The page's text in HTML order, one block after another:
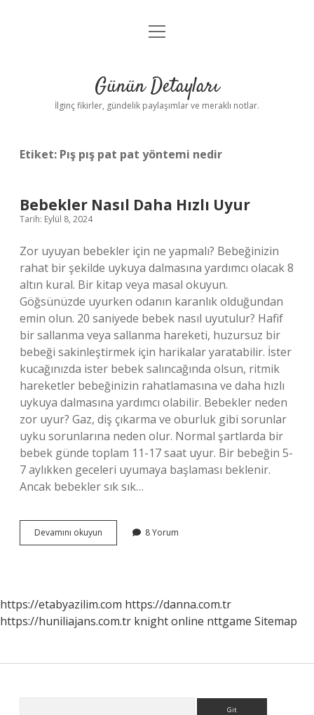
Gizlilik Politikası
Yasal Uyarı
menüyü
Günün Detayları
İlginç fikirler, gündelik paylaşımlar ve meraklı notlar.
Etiket: Pış pış pat pat yöntemi nedir
Bebekler Nasıl Daha Hızlı Uyur
Tarih: Eylül 8, 2024
Zor uyuyan bebekler için ne yapmalı? Bebeğinizin
rahat bir şekilde uykuya dalmasına yardımcı olacak 8
altın kural. Bir kitap veya masal okuyun.
Göğsünüzde uyurken odanın karanlık olduğundan
emin olun. 20 saniyede bebek nasıl uyutulur? Hafif
bir sallanma veya sallanma hareketi, huzursuz bir
bebeği sakinleştirmek için harikalar yaratabilir. İster
kucağınızda ister bebek salıncağında olsun, ritmik
hareketler bebeğinizin rahatlamasına ve daha hızlı
uykuya dalmasına yardımcı olabilir. Bebekler neden
zor uyur? Gaz, diş çıkarma ve oburluk gibi sorunlar
uyku sorunlarına neden olur. Normal şartlarda bir
bebek günde toplam 11-17 saat uyur. Bir bebeğin 5-
7 aylıkken geceleri uyumaya başlaması beklenir.
Ancak bebekler sık ​​sık…
Devamını okuyun Bebekler
Nasıl
8 Yorum
https://etabyazilim.com https://danna.com.tr
https://huniliajans.com.tr knight online nttgame Sitemap